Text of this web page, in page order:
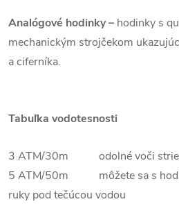
Analógové hodinky – hodinky s
mechanickým strojčekom
a ciferníka.
Tabuľka vodotesnosti
3 ATM/30m odolné voči
5 ATM/50m môžete sa s
ruky pod tečúcou vodou